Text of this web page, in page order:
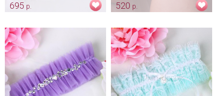
695 р.
520 р.
Арт: podv_0167